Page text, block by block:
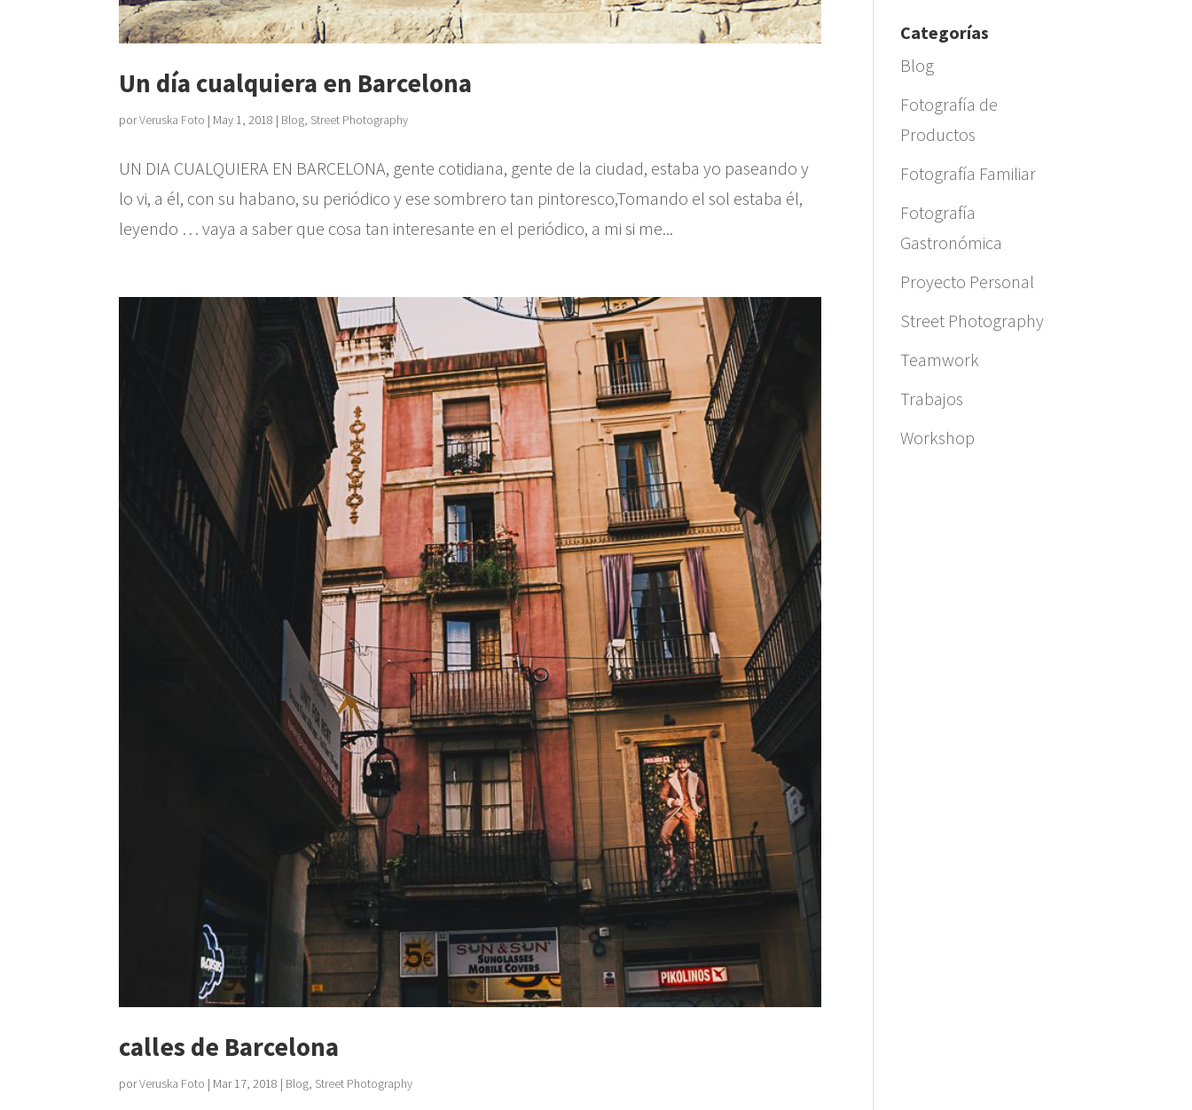
Un día cualquiera en Barcelona
porVeruska Foto | May 1, 2018 | Blog, Street Photography
UN DIA CUALQUIERA EN BARCELONA, gente cotidiana, gente de la ciudad, estaba yo paseando y
lo vi, a él, con su habano, su periódico y ese sombrero tan pintoresco,Tomando el sol estaba él,
leyendo … vaya a saber que cosa tan interesante en el periódico, a mi si me...
calles de Barcelona
porVeruska Foto | Mar 17, 2018 | Blog, Street Photography
Categorías
Blog
Fotografía de
Productos
Fotografía Familiar
Fotografía
Gastronómica
Proyecto Personal
Street Photography
Teamwork
Trabajos
Workshop